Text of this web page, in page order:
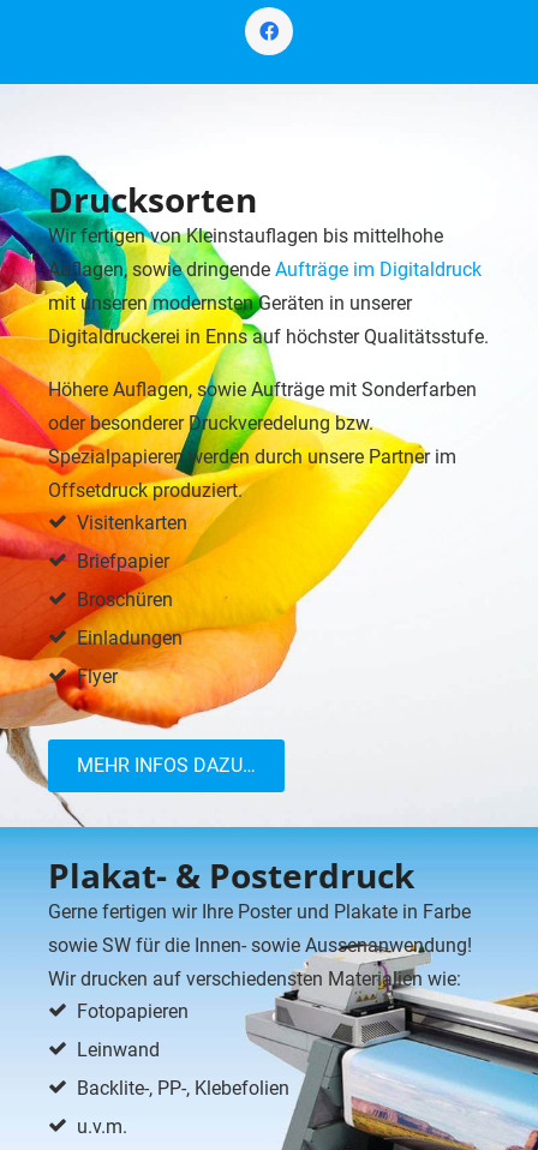
Drucksorten
Wir fertigen von Kleinstauflagen bis mittelhohe
Auflagen, sowie dringende Aufträge im Digitaldruck
mit unseren modernsten Geräten in unserer
Digitaldruckerei in Enns auf höchster Qualitätsstufe.
Höhere Auflagen, sowie Aufträge mit Sonderfarben
oder besonderer Druckveredelung bzw.
Spezialpapieren werden durch unsere Partner im
Offsetdruck produziert.
Visitenkarten
Briefpapier
Broschüren
Einladungen
Flyer
MEHR INFOS DAZU…
Plakat- & Posterdruck
Gerne fertigen wir Ihre Poster und Plakate in Farbe
sowie SW für die Innen- sowie Aussenanwendung!
Wir drucken auf verschiedensten Materialien wie:
Fotopapieren
Leinwand
Backlite-, PP-, Klebefolien
u.v.m.